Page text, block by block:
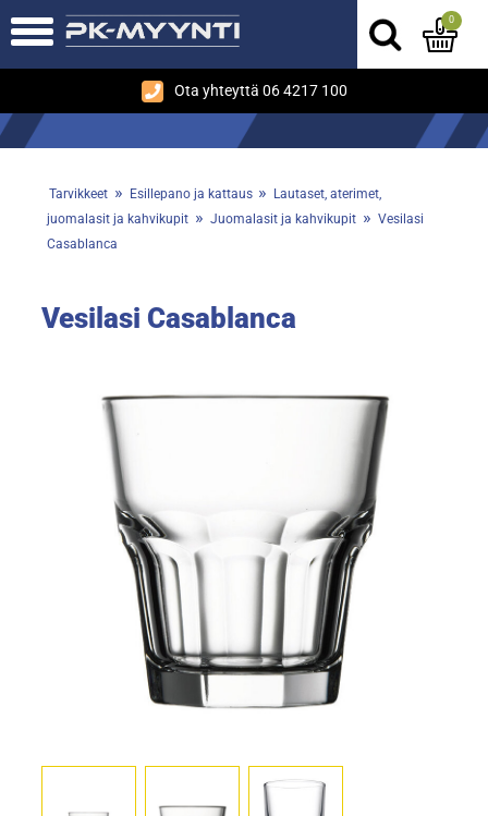
Ota yhteyttä 06 4217 100
0
Tarvikkeet » Esillepano ja kattaus »
Lautaset, aterimet,
juomalasit ja kahvikupit » Juomalasit ja kahvikupit » Vesilasi
Casablanca
Vesilasi Casablanca